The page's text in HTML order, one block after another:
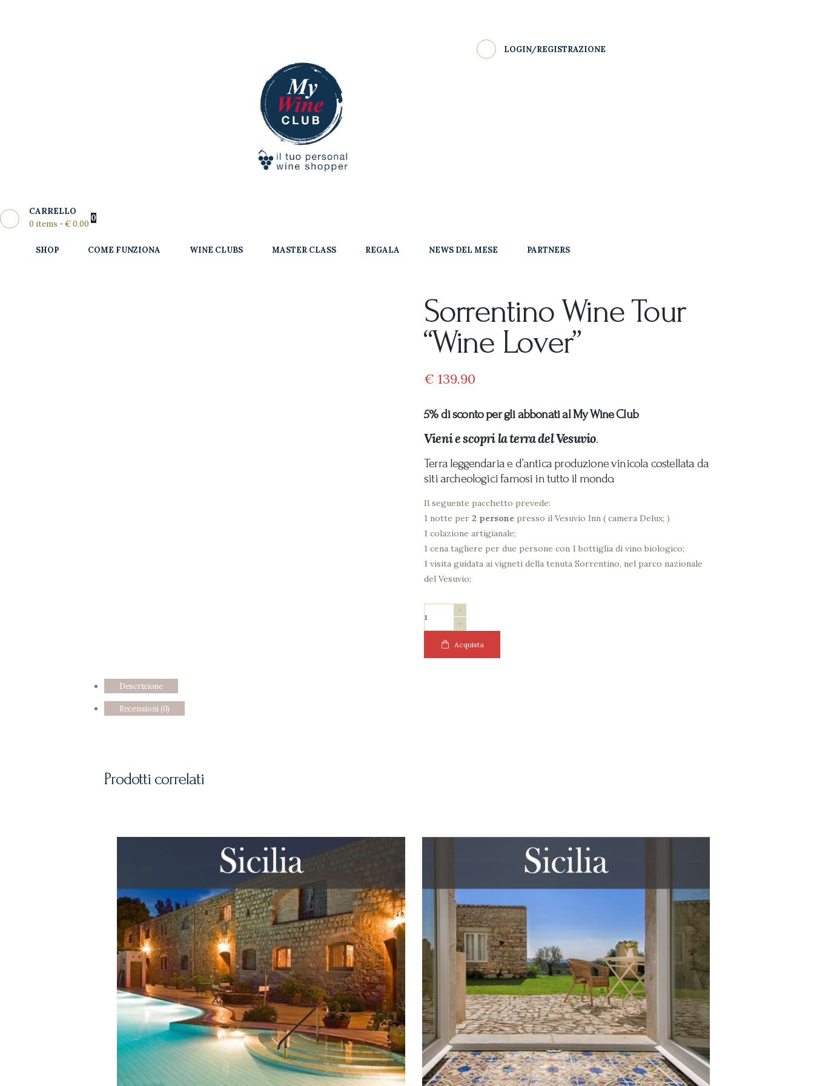
LOGIN/REGISTRAZIONE
CARRELLO
0 items -€ 0,00
0
SHOP COME FUNZIONA WINE CLUBS MASTER CLASS REGALA NEWS DEL MESE PARTNERS
Mese
Partners
Sorrentino Wine Tour
“Wine Lover”
€ 139 90
5% di sconto per gli abbonati al My Wine Club
Vieni e scopri la terra del Vesuvio.
Terra leggendaria e d’antica produzione vinicola costellata da
siti archeologici famosi in tutto il mondo.
Il seguente pacchetto prevede:
1 notte per 2 persone presso il Vesuvio Inn ( camera Delux; )
1 colazione artigianale;
1 cena tagliere per due persone con 1 bottiglia di vino biologico;
1 visita guidata ai vigneti della tenuta Sorrentino, nel parco nazionale
del Vesuvio;
Sorrentino
Tour
"Wine
Acquista
Descrizione
Recensioni (0)
Prodotti correlati